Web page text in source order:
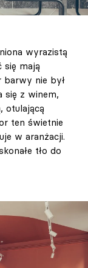
wyrazistą
się mają
barwy nie był
się z winem,
otulającą
ten świetnie
w aranżacji.
tło do